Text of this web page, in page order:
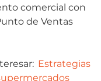
comercial con
de Ventas
Estrategias